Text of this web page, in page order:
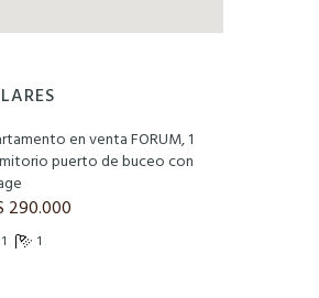
en venta FORUM, 1
puerto de buceo con
290.000
1 1